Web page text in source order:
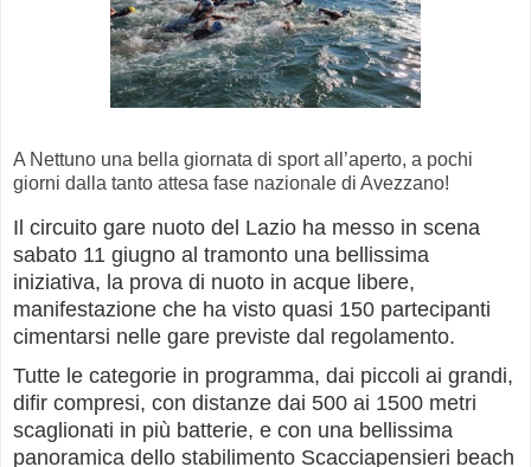
A Nettuno una bella giornata di sport all’aperto, a pochi
giorni dalla tanto attesa fase nazionale di Avezzano!
Il circuito gare nuoto del Lazio ha messo in scena
sabato 11 giugno al tramonto una bellissima
iniziativa, la prova di nuoto in acque libere,
manifestazione che ha visto quasi 150 partecipanti
cimentarsi nelle gare previste dal regolamento.
Tutte le categorie in programma, dai piccoli ai grandi,
difir compresi, con distanze dai 500 ai 1500 metri
scaglionati in più batterie, e con una bellissima
panoramica dello stabilimento Scacciapensieri beach